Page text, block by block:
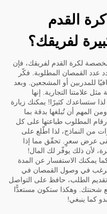
القدم
لفريقك؟
لكرة القدم لفريقك، فإن
عدد القمصان المطلوبة. فكّر
للمدربين أو المشجعين. وبعد
علامتنا التجارية. إنها
ستساعدك كثيرًا! يمكنك زيارة
المهم أن تُبلغها بدقة بما
المطلوب طباعتها على كل
من النماذج، لذا اطّلع على
عرض سعرٍ. تحقّق مما إذا
لأن ذلك يوفّر لك المال!
يمكنك الاستفسار عن المدة
ترغب في وصول القمصان في
الطلب، حافظ على التواصل
شحنتك. وهكذا ستكون مستعدًّا
كما ينبغي!